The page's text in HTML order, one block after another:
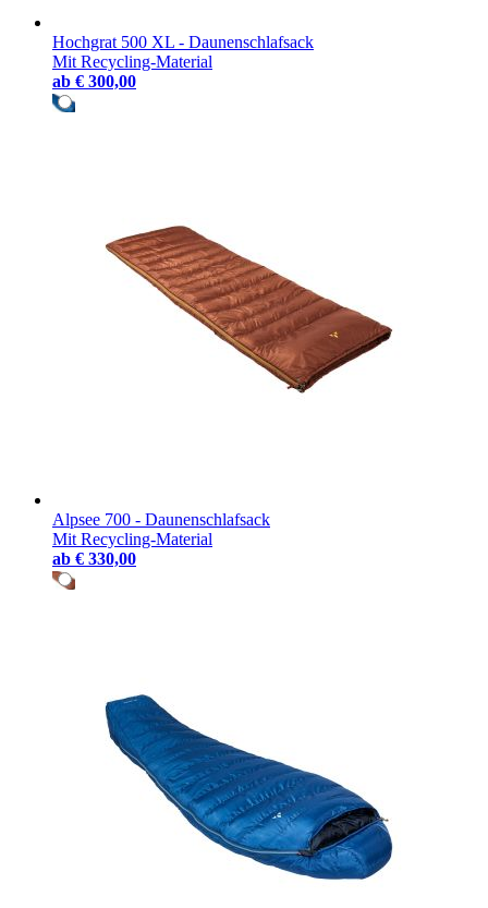
Hochgrat 500 XL - Daunenschlafsack
Mit Recycling-Material
ab € 300,00
Alpsee 700 - Daunenschlafsack
Mit Recycling-Material
ab € 330,00